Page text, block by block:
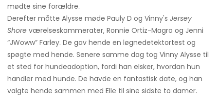
mødte sine forældre.
Derefter måtte Alysse møde Pauly D og Vinny's Jersey
Shore værelseskammerater, Ronnie Ortiz-Magro og Jenni
“JWoww” Farley. De gav hende en løgnedetektortest og
spøgte med hende. Senere samme dag tog Vinny Alysse til
et sted for hundeadoption, fordi han elsker, hvordan hun
handler med hunde. De havde en fantastisk date, og han
valgte hende sammen med Elle til sine sidste to damer.